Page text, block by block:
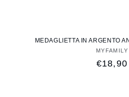
MEDAGLIETTA IN ARGENTO
MYFAMILY
Prezzo
€18,90